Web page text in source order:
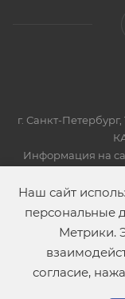
г. Санкт-
Информация на
Наш сайт
персональные
Метрики.
согласие,